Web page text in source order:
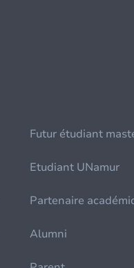
Futur étudiant
Etudiant UNamur
Partenaire
Alumni